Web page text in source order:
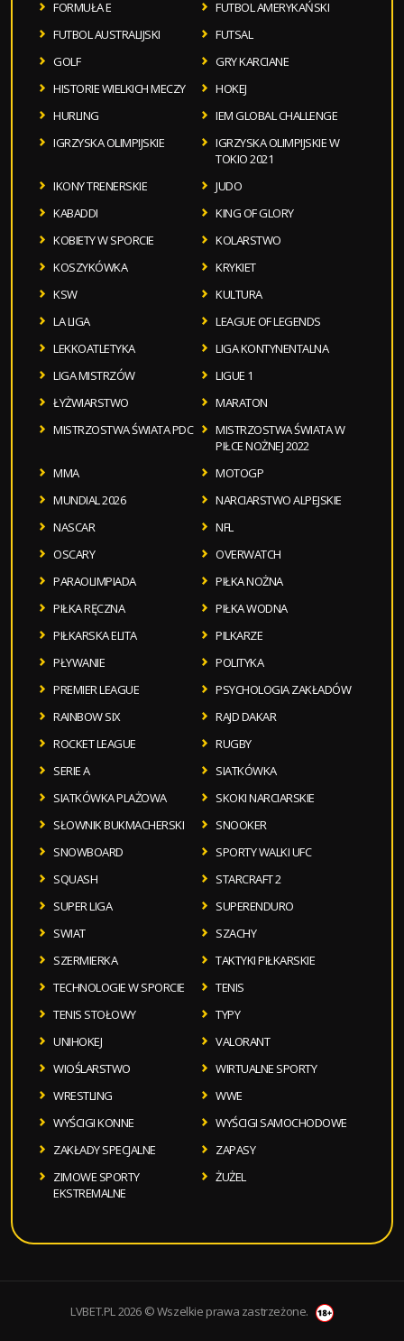
FORMUŁA E
FUTBOL AMERYKAŃSKI
FUTBOL AUSTRALIJSKI
FUTSAL
GOLF
GRY KARCIANE
HISTORIE WIELKICH MECZY
HOKEJ
HURLING
IEM GLOBAL CHALLENGE
IGRZYSKA OLIMPIJSKIE
IGRZYSKA OLIMPIJSKIE W
TOKIO 2021
IKONY TRENERSKIE
JUDO
KABADDI
KING OF GLORY
KOBIETY W SPORCIE
KOLARSTWO
KOSZYKÓWKA
KRYKIET
KSW
KULTURA
LA LIGA
LEAGUE OF LEGENDS
LEKKOATLETYKA
LIGA KONTYNENTALNA
LIGA MISTRZÓW
LIGUE 1
ŁYŻWIARSTWO
MARATON
MISTRZOSTWA ŚWIATA PDC
MISTRZOSTWA ŚWIATA W
PIŁCE NOŻNEJ 2022
MMA
MOTOGP
MUNDIAL 2026
NARCIARSTWO ALPEJSKIE
NASCAR
NFL
OSCARY
OVERWATCH
PARAOLIMPIADA
PIŁKA NOŻNA
PIŁKA RĘCZNA
PIŁKA WODNA
PIŁKARSKA ELITA
PILKARZE
PŁYWANIE
POLITYKA
PREMIER LEAGUE
PSYCHOLOGIA ZAKŁADÓW
RAINBOW SIX
RAJD DAKAR
ROCKET LEAGUE
RUGBY
SERIE A
SIATKÓWKA
SIATKÓWKA PLAŻOWA
SKOKI NARCIARSKIE
SŁOWNIK BUKMACHERSKI
SNOOKER
SNOWBOARD
SPORTY WALKI UFC
SQUASH
STARCRAFT 2
SUPER LIGA
SUPERENDURO
SWIAT
SZACHY
SZERMIERKA
TAKTYKI PIŁKARSKIE
TECHNOLOGIE W SPORCIE
TENIS
TENIS STOŁOWY
TYPY
UNIHOKEJ
VALORANT
WIOŚLARSTWO
WIRTUALNE SPORTY
WRESTLING
WWE
WYŚCIGI KONNE
WYŚCIGI SAMOCHODOWE
ZAKŁADY SPECJALNE
ZAPASY
ZIMOWE SPORTY
EKSTREMALNE
ŻUŻEL
LVBET.PL 2026 © Wszelkie prawa zastrzeżone.